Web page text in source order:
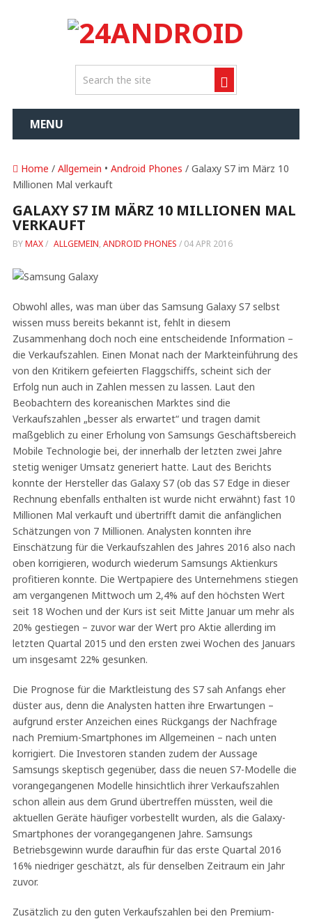
MENU
Home / Allgemein • Android Phones / Galaxy S7 im März 10
Millionen Mal verkauft
GALAXY S7 IM MÄRZ 10 MILLIONEN MAL
VERKAUFT
BYMAX/ ALLGEMEIN, ANDROID PHONES / 04 APR 2016
Obwohl alles, was man über das Samsung Galaxy S7 selbst
wissen muss bereits bekannt ist, fehlt in diesem
Zusammenhang doch noch eine entscheidende Information –
die Verkaufszahlen. Einen Monat nach der Markteinführung des
von den Kritikern gefeierten Flaggschiffs, scheint sich der
Erfolg nun auch in Zahlen messen zu lassen. Laut den
Beobachtern des koreanischen Marktes sind die
Verkaufszahlen „besser als erwartet“ und tragen damit
maßgeblich zu einer Erholung von Samsungs Geschäftsbereich
Mobile Technologie bei, der innerhalb der letzten zwei Jahre
stetig weniger Umsatz generiert hatte. Laut des Berichts
konnte der Hersteller das Galaxy S7 (ob das S7 Edge in dieser
Rechnung ebenfalls enthalten ist wurde nicht erwähnt) fast 10
Millionen Mal verkauft und übertrifft damit die anfänglichen
Schätzungen von 7 Millionen. Analysten konnten ihre
Einschätzung für die Verkaufszahlen des Jahres 2016 also nach
oben korrigieren, wodurch wiederum Samsungs Aktienkurs
profitieren konnte. Die Wertpapiere des Unternehmens stiegen
am vergangenen Mittwoch um 2,4% auf den höchsten Wert
seit 18 Wochen und der Kurs ist seit Mitte Januar um mehr als
20% gestiegen – zuvor war der Wert pro Aktie allerding im
letzten Quartal 2015 und den ersten zwei Wochen des Januars
um insgesamt 22% gesunken.
Die Prognose für die Marktleistung des S7 sah Anfangs eher
düster aus, denn die Analysten hatten ihre Erwartungen –
aufgrund erster Anzeichen eines Rückgangs der Nachfrage
nach Premium-Smartphones im Allgemeinen – nach unten
korrigiert. Die Investoren standen zudem der Aussage
Samsungs skeptisch gegenüber, dass die neuen S7-Modelle die
vorangegangenen Modelle hinsichtlich ihrer Verkaufszahlen
schon allein aus dem Grund übertreffen müssten, weil die
aktuellen Geräte häufiger vorbestellt wurden, als die Galaxy-
Smartphones der vorangegangenen Jahre. Samsungs
Betriebsgewinn wurde daraufhin für das erste Quartal 2016
16% niedriger geschätzt, als für denselben Zeitraum ein Jahr
zuvor.
Zusätzlich zu den guten Verkaufszahlen bei den Premium-